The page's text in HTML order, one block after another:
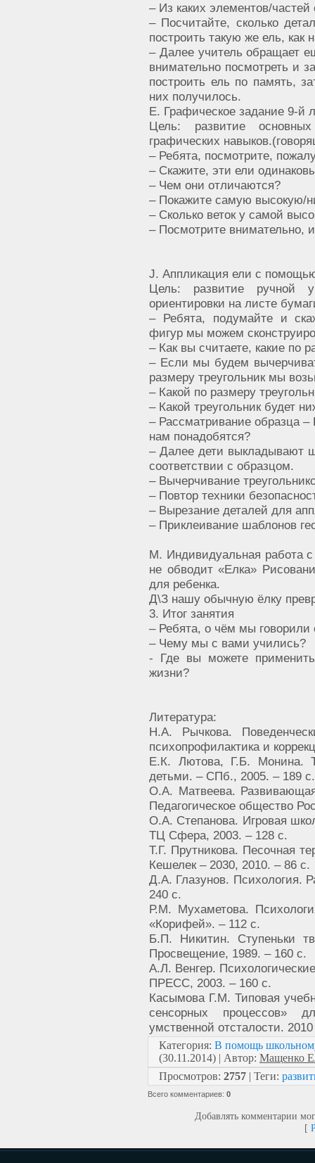
– Из каких элементов/частей
– Посчитайте, сколько
построить такую же ель, как
– Далее учитель обращает
внимательно посмотреть и
построить ель по память,
них получилось.
Е. Графическое задание 9-й
Цель: развитие
графических
– Ребята, посмотрите,
– Скажите, эти ели
– Чем они отличаются?
– Покажите самую высокую/
– Сколько веток у самой
– Посмотрите внимательно,
J. Аппликация ели с
Цель: развитие ручной
ориентировки на листе
– Ребята, подумайте и
фигур мы можем
– Как вы считаете, какие по
– Если мы будем
размеру треугольник мы
– Какой по размеру
– Какой треугольник будет
– Рассматривание образца –
нам понадобятся?
– Далее дети выкладывают
соответствии с образцом.
– Вычерчивание
– Повтор техники
– Вырезание деталей для
– Приклеивание шаблонов
M. Индивидуальная работа
не обводит «Елка»
для ребенка.
Д\З нашу обычную ёлку
3. Итог занятия
– Ребята, о чём мы говорили
– Чему мы с вами учились?
- Где вы можете
жизни?
Литература:
Н.А. Рычкова.
психопрофилактика и
Е.К. Лютова, Г.Б. Монина.
детьми. – СПб., 2005. – 189 с.
О.А. Матвеева.
Педагогическое общество
О.А. Степанова. Игровая
ТЦ Сфера, 2003. – 128 с.
Т.Г. Прутникова. Песочная
Кешелек – 2030, 2010. – 86 с.
Д.А. Глазунов. Психология.
240 с.
Р.М. Мухаметова.
«Корифей». – 112 с.
Б.П. Никитин. Ступеньки
Просвещение, 1989. – 160 с.
А.Л. Венгер.
ПРЕСС, 2003. – 160 с.
Касымова Г.М. Типовая
сенсорных процессов»
умственной отсталости. 2010
Категория: В помощь
(30.11.2014) | Автор: Мащенко
Просмотров: 2757 | Теги:
Всего комментариев: 0
Добавлять комментарии
[